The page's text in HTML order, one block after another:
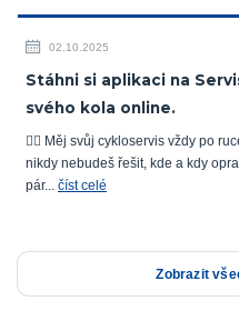
02.10.2025
Stáhni si aplikaci na
svého kola online.
🚴‍♂️ Měj svůj cykloservis vždy po
nikdy nebudeš řešit, kde a kdy
pár... číst celé
Zobrazit